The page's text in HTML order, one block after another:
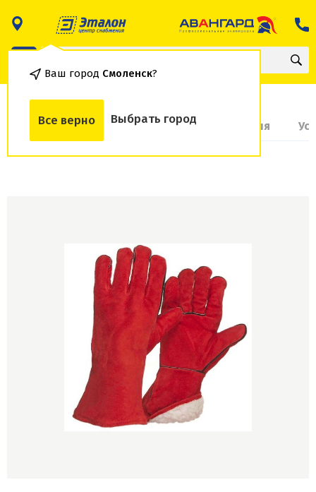
Ваш город Смоленск?
Все верно Выбрать город
О товаре Доставка и оплата Гарантия